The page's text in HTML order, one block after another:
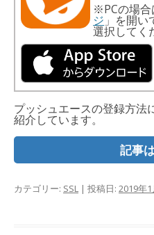
※PCの場合
ジ 」を開
選択してく
プッシュエースの登録方法
紹介しています。
記事
カテゴリー: SSL | 投稿日: 2019年1